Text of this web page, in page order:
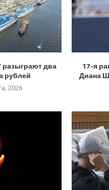
разыграют два
рублей
2026
17-я
Диана